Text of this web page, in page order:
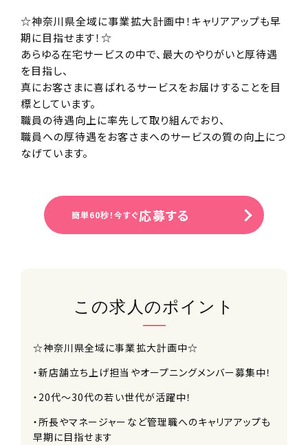
☆神奈川県全域に事業拡大計画中！キャリアアップも早
期に目指せます！☆
あらゆる在宅サービスの中で、最大のやりがいと厚待遇
を目指し、
真にお客さまに喜ばれるサービスをお届けすることを目
標としています。
職員の待遇向上に率先して取り組んでおり、
職員への厚待遇をお客さまへのサービスの質の向上につ
なげています。
簡単60秒！今すぐ応募する
この求人のポイント
☆神奈川県全域に事業拡大計画中☆
・新店舗立ち上げ担当やオープニングメンバー募集中！
・20代～30代の若い世代が活躍中！
・所長やマネージャーなど管理職へのキャリアアップも
早期に目指せます